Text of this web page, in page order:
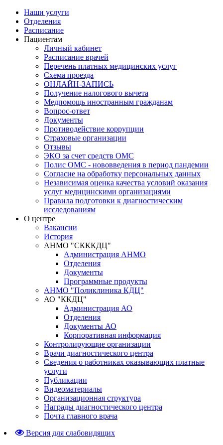
Наши услуги
Отделения
Расписание
Пациентам
Личный кабинет
Расписание врачей
Перечень платных медицинских услуг
Схема проезда
ОНЛАЙН-ЗАПИСЬ
Получение налогового вычета
Медпомощь иностранным гражданам
Вопрос-ответ
Документы
Противодействие коррупции
Страховые организации
Отзывы
ЭКО за счет средств ОМС
Полис ОМС - нововведения в период пандемии
Согласие на обработку персональных данных
Независимая оценка качества условий оказания
услуг медицинскими организациями
Правила подготовки к диагностическим
исследованиям
О центре
Вакансии
История
АНМО "СКККДЦ"
Администрация АНМО
Отделения
Документы
Программные продукты
АНМО "Поликлиника КДЦ"
АО "ККДЦ"
Администрация АО
Отделения
Документы АО
Корпоративная информация
Контролирующие организации
Врачи диагностического центра
Сведения о работниках оказывающих платные
услуги
Публикации
Видеоматериалы
Организационная структура
Награды диагностического центра
Почта главного врача
Версия для слабовидящих